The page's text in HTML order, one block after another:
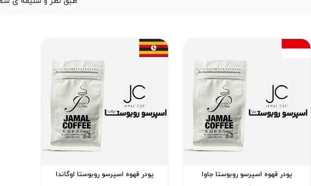
پودر قهوه اسپرسو روبوستا جاوا پودر قهوه اسپرسو روبوستا اوگاندا